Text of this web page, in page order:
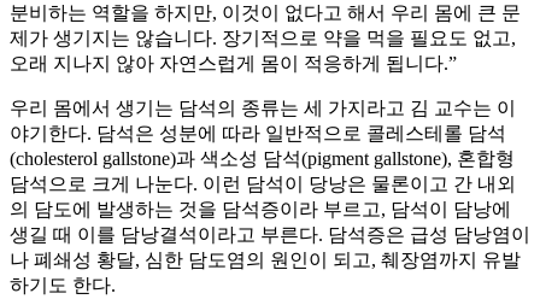
분비하는 역할을 하지만, 이것이 없다고 해서 우리 몸에 큰 문
제가 생기지는 않습니다. 장기적으로 약을 먹을 필요도 없고,
오래 지나지 않아 자연스럽게 몸이 적응하게 됩니다.”
우리 몸에서 생기는 담석의 종류는 세 가지라고 김 교수는 이
야기한다. 담석은 성분에 따라 일반적으로 콜레스테롤 담석
(cholesterol gallstone)과 색소성 담석(pigment gallstone), 혼합형
담석으로 크게 나눈다. 이런 담석이 당낭은 물론이고 간 내외
의 담도에 발생하는 것을 담석증이라 부르고, 담석이 담낭에
생길 때 이를 담낭결석이라고 부른다. 담석증은 급성 담낭염이
나 폐쇄성 황달, 심한 담도염의 원인이 되고, 췌장염까지 유발
하기도 한다.